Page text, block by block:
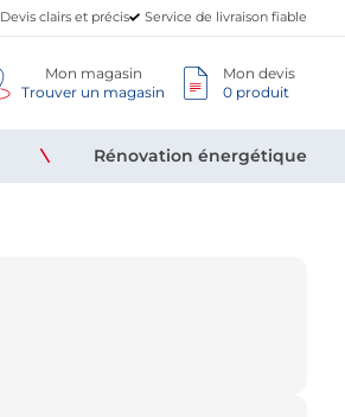
Devis clairs et précis Service de livraison fiable
Mon magasin
Trouver un magasin
Mon devis
0 produit
Rénovation énergétique